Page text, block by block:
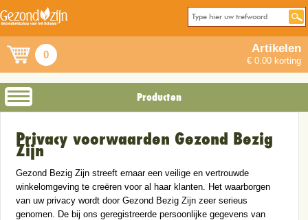
0 Artikelen
€ 0.00 korting
Producten
Privacy voorwaarden Gezond Bezig
Zijn
Gezond Bezig Zijn streeft ernaar een veilige en vertrouwde
winkelomgeving te creëren voor al haar klanten. Het waarborgen
van uw privacy wordt door Gezond Bezig Zijn zeer serieus
genomen. De bij ons geregistreerde persoonlijke gegevens van